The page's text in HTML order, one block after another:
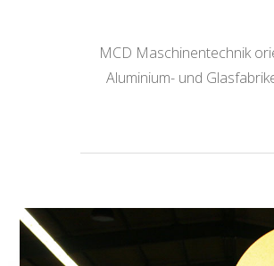
MCD Maschinentechnik
Aluminium- und